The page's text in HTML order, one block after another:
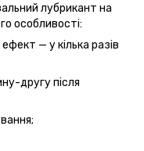
лубрикант на
особливості:
— у кілька разів
другу після